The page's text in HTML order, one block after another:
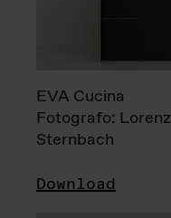
EVA Cucina
Fotografo: Lorenz
Sternbach
Download